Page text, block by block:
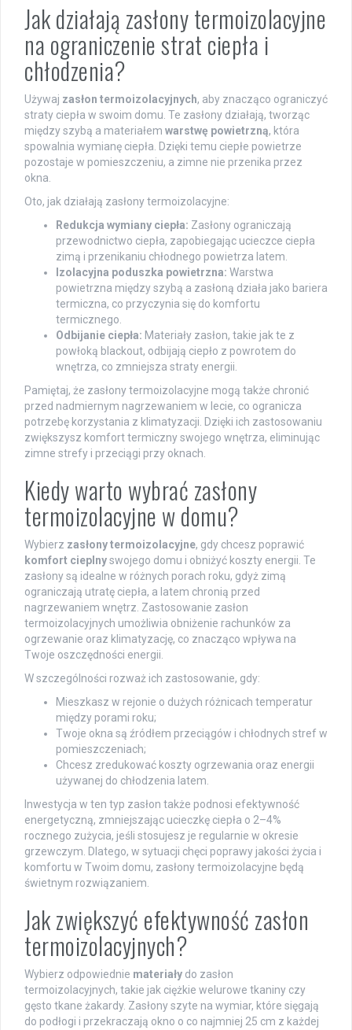
Jak działają zasłony termoizolacyjne
na ograniczenie strat ciepła i
chłodzenia?
Używaj zasłon termoizolacyjnych, aby znacząco ograniczyć
straty ciepła w swoim domu. Te zasłony działają, tworząc
między szybą a materiałem warstwę powietrzną, która
spowalnia wymianę ciepła. Dzięki temu ciepłe powietrze
pozostaje w pomieszczeniu, a zimne nie przenika przez
okna.
Oto, jak działają zasłony termoizolacyjne:
Redukcja wymiany ciepła: Zasłony ograniczają
przewodnictwo ciepła, zapobiegając ucieczce ciepła
zimą i przenikaniu chłodnego powietrza latem.
Izolacyjna poduszka powietrzna: Warstwa
powietrzna między szybą a zasłoną działa jako bariera
termiczna, co przyczynia się do komfortu
termicznego.
Odbijanie ciepła: Materiały zasłon, takie jak te z
powłoką blackout, odbijają ciepło z powrotem do
wnętrza, co zmniejsza straty energii.
Pamiętaj, że zasłony termoizolacyjne mogą także chronić
przed nadmiernym nagrzewaniem w lecie, co ogranicza
potrzebę korzystania z klimatyzacji. Dzięki ich zastosowaniu
zwiększysz komfort termiczny swojego wnętrza, eliminując
zimne strefy i przeciągi przy oknach.
Kiedy warto wybrać zasłony
termoizolacyjne w domu?
Wybierz zasłony termoizolacyjne, gdy chcesz poprawić
komfort cieplnyswojego domu i obniżyć koszty energii. Te
zasłony są idealne w różnych porach roku, gdyż zimą
ograniczają utratę ciepła, a latem chronią przed
nagrzewaniem wnętrz. Zastosowanie zasłon
termoizolacyjnych umożliwia obniżenie rachunków za
ogrzewanie oraz klimatyzację, co znacząco wpływa na
Twoje oszczędności energii.
W szczególności rozważ ich zastosowanie, gdy:
Mieszkasz w rejonie o dużych różnicach temperatur
między porami roku;
Twoje okna są źródłem przeciągów i chłodnych stref w
pomieszczeniach;
Chcesz zredukować koszty ogrzewania oraz energii
używanej do chłodzenia latem.
Inwestycja w ten typ zasłon także podnosi efektywność
energetyczną, zmniejszając ucieczkę ciepła o 2–4%
rocznego zużycia, jeśli stosujesz je regularnie w okresie
grzewczym. Dlatego, w sytuacji chęci poprawy jakości życia i
komfortu w Twoim domu, zasłony termoizolacyjne będą
świetnym rozwiązaniem.
Jak zwiększyć efektywność zasłon
termoizolacyjnych?
Wybierz odpowiednie materiały do zasłon
termoizolacyjnych, takie jak ciężkie welurowe tkaniny czy
gęsto tkane żakardy. Zasłony szyte na wymiar, które sięgają
do podłogi i przekraczają okno o co najmniej 25 cm z każdej